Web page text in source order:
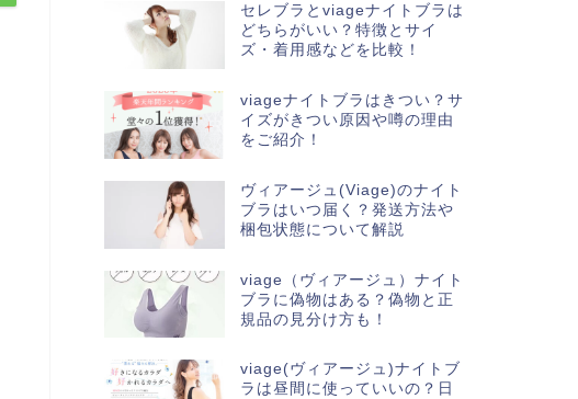
セレブラとviageナイトブラは
どちらがいい？特徴とサイ
ズ・着用感などを比較！
viageナイトブラはきつい？サ
イズがきつい原因や噂の理由
をご紹介！
ヴィアージュ(Viage)のナイト
ブラはいつ届く？発送方法や
梱包状態について解説
viage（ヴィアージュ）ナイト
ブラに偽物はある？偽物と正
規品の見分け方も！
viage(ヴィアージュ)ナイトブ
ラは昼間に使っていいの？日